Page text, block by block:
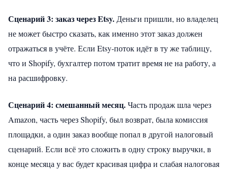
Сценарий 3: заказ через Etsy.Деньги пришли, но владелец
не может быстро сказать, как именно этот заказ должен
отражаться в учёте. Если Etsy-поток идёт в ту же таблицу,
что и Shopify, бухгалтер потом тратит время не на работу, а
на расшифровку.
Сценарий 4: смешанный месяц.Часть продаж шла через
Amazon, часть через Shopify, был возврат, была комиссия
площадки, а один заказ вообще попал в другой налоговый
сценарий. Если всё это сложить в одну строку выручки, в
конце месяца у вас будет красивая цифра и слабая налоговая